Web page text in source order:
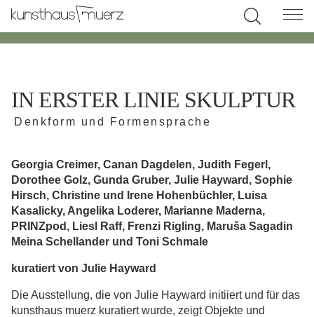
IN ERSTER LINIE SKULPTUR
Denkform und Formensprache
Georgia Creimer, Canan Dagdelen, Judith Fegerl,
Dorothee Golz, Gunda Gruber, Julie Hayward, Sophie
Hirsch, Christine und Irene Hohenbüchler, Luisa
Kasalicky, Angelika Loderer, Marianne Maderna,
PRINZpod, Liesl Raff, Frenzi Rigling, Maruša Sagadin
Meina Schellander und Toni Schmale
kuratiert von Julie Hayward
Die Ausstellung, die von Julie Hayward initiiert und für das
kunsthaus muerz kuratiert wurde, zeigt Objekte und